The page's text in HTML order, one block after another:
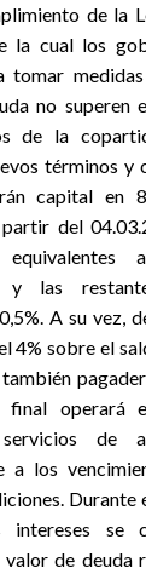
de la
la cual los
tomar
no superen
de la
términos y
capital en
del
y las
A su vez,
4% sobre el
final operará
de
a los
Durante
intereses se
valor de deuda